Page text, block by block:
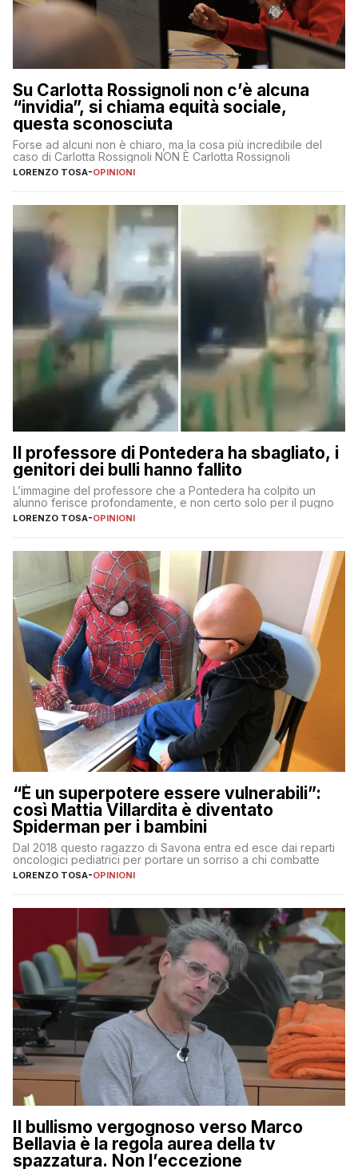
Su Carlotta Rossignoli non c’è alcuna
“invidia”, si chiama equità sociale,
questa sconosciuta
Forse ad alcuni non è chiaro, ma la cosa più incredibile del
caso di Carlotta Rossignoli NON È Carlotta Rossignoli
LORENZO TOSA-OPINIONI
Il professore di Pontedera ha sbagliato, i
genitori dei bulli hanno fallito
L’immagine del professore che a Pontedera ha colpito un
alunno ferisce profondamente, e non certo solo per il pugno
LORENZO TOSA-OPINIONI
“È un superpotere essere vulnerabili”:
così Mattia Villardita è diventato
Spiderman per i bambini
Dal 2018 questo ragazzo di Savona entra ed esce dai reparti
oncologici pediatrici per portare un sorriso a chi combatte
LORENZO TOSA-OPINIONI
Il bullismo vergognoso verso Marco
Bellavia è la regola aurea della tv
spazzatura. Non l’eccezione